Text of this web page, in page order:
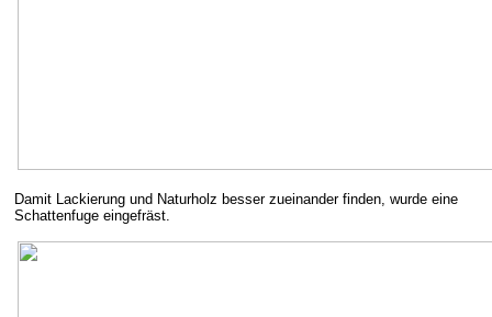
Damit Lackierung und Naturholz besser zueinander finden, wurde eine
Schattenfuge eingefräst.